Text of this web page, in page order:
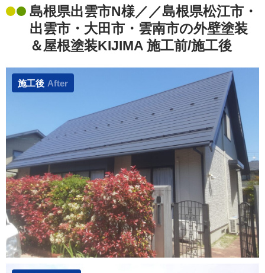
島根県出雲市N様／／島根県松江市・
出雲市・大田市・雲南市の外壁塗装
＆屋根塗装KIJIMA 施工前/施工後
施工後 After